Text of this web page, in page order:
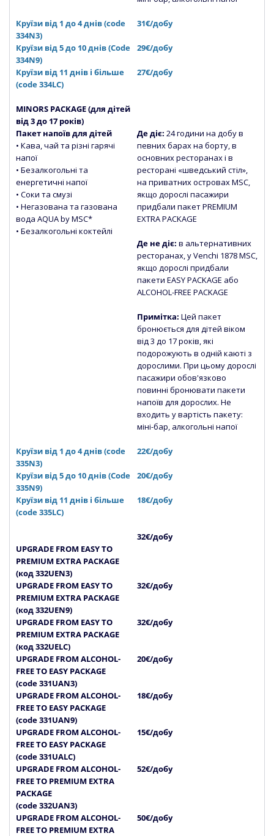
Круїзи від 1 до 4 днів (code
334N3)
31€/добу
Круїзи від 5 до 10 днів (Сode
334N9)
29€/добу
Круїзи від 11 днів і більше
(code 334LC)
27€/добу
MINORS PACKAGE (для дітей
від 3 до 17 років)
Пакет напоїв для дітей
• Кава, чай та різні гарячі
напої
• Безалкогольні та
енергетичні напої
• Соки та смузі
• Негазована та газована
вода AQUA by MSC*
• Безалкогольні коктейлі
Де діє: 24 години на добу в
певних барах на борту, в
основних ресторанах і в
ресторані «шведський стіл»,
на приватних островах MSC,
якщо дорослі пасажири
придбали пакет PREMIUM
EXTRA PACKAGE
Де не діє: в альтернативних
ресторанах, у Venchi 1878 MSC,
якщо дорослі придбали
пакети EASY PACKAGE або
ALCOHOL-FREE PACKAGE
Примітка: Цей пакет
бронюється для дітей віком
від 3 до 17 років, які
подорожують в одній каюті з
дорослими. При цьому дорослі
пасажири обов'язково
повинні бронювати пакети
напоїв для дорослих. Не
входить у вартість пакету:
міні-бар, алкогольні напої
Круїзи від 1 до 4 днів (code
335N3)
22€/добу
Круїзи від 5 до 10 днів (Сode
335N9)
20€/добу
Круїзи від 11 днів і більше
(code 335LC)
18€/добу
UPGRADE FROM EASY TO
PREMIUM EXTRA PACKAGE
(код 332UEN3)
32€/добу
UPGRADE FROM EASY TO
PREMIUM EXTRA PACKAGE
(код 332UEN9)
32€/добу
UPGRADE FROM EASY TO
PREMIUM EXTRA PACKAGE
(код 332UELC)
32€/добу
UPGRADE FROM ALCOHOL-
FREE TO EASY PACKAGE
(code 331UAN3)
20€/добу
UPGRADE FROM ALCOHOL-
FREE TO EASY PACKAGE
(code 331UAN9)
18€/добу
UPGRADE FROM ALCOHOL-
FREE TO EASY PACKAGE
(code 331UALC)
15€/добу
UPGRADE FROM ALCOHOL-
FREE TO PREMIUM EXTRA
PACKAGE
(code 332UAN3)
52€/добу
UPGRADE FROM ALCOHOL-
FREE TO PREMIUM EXTRA
50€/добу